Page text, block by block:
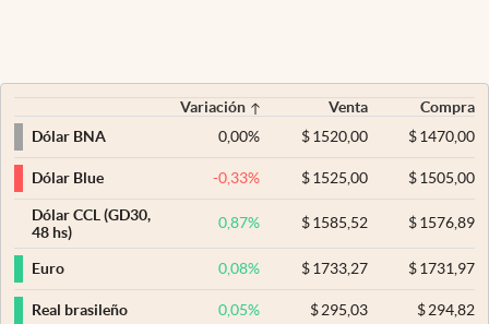
Variación Venta
Compra
Dólar BNA
0,00% $ 1520,00 $1470,00
Dólar Blue -0,33% $ 1525,00 $1505,00
Dólar CCL (GD30,
48 hs)
0,87% $ 1585,52 $1576,89
Euro 0,08% $ 1733,27 $1731,97
Real brasileño 0,05% $ 295,03 $294,82